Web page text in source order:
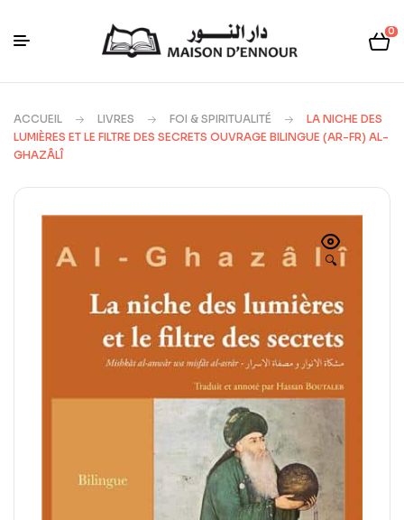
0
ACCUEIL LIVRES FOI & SPIRITUALITÉ
LA NICHE DES
LUMIÈRES ET LE FILTRE DES SECRETS OUVRAGE BILINGUE (AR-FR) AL-
GHAZÂLÎ
🔍